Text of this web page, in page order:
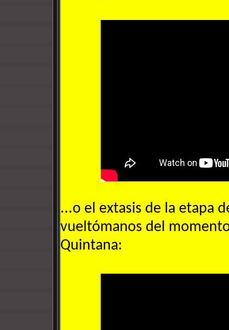
...o el extasis de la etapa
vueltómanos del
Quintana: